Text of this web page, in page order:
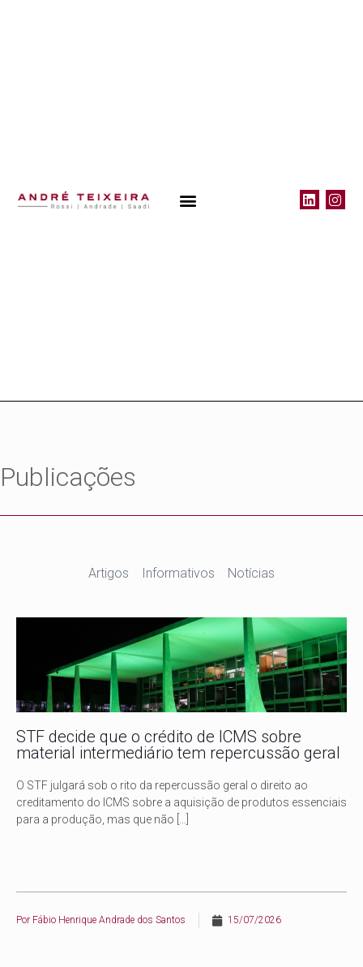
Publicações
Artigos Informativos Notícias
STF decide que o crédito de ICMS sobre
material intermediário tem repercussão geral
O STF julgará sob o rito da repercussão geral o direito ao
creditamento do ICMS sobre a aquisição de produtos essenciais
para a produção, mas que não
Por Fábio Henrique Andrade dos Santos 15/07/2026